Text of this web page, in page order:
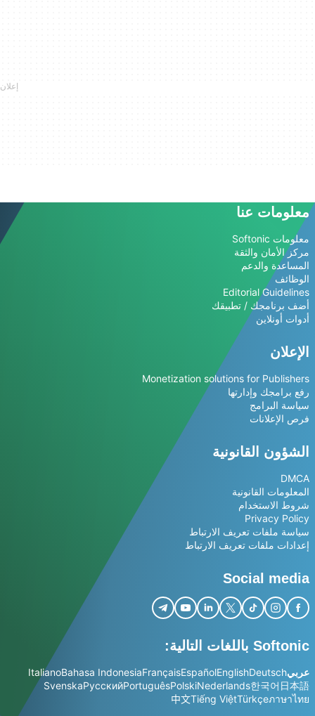
معلومات عنا
معلومات Softonic
مركز الأمان والثقة
المساعدة والدعم
الوظائف
Editorial Guidelines
أضف برنامجك / تطبيقك
أدوات أونلاين
الإعلان
Monetization solutions for Publishers
رفع برامجك وإدارتها
سياسة البرامج
فرص الإعلانات
الشؤون القانونية
DMCA
المعلومات القانونية
شروط الاستخدام
Privacy Policy
سياسة ملفات تعريف الارتباط
إعدادات ملفات تعريف الارتباط
Social media
Softonic باللغات التالية:
عربيDeutsch
English
Español
Français
Bahasa Indonesia
Italiano
日本語
한국어
Nederlands
Polski
Português
Русский
Svenska
ภาษาไทย
Türkçe
Tiếng Việt
中文